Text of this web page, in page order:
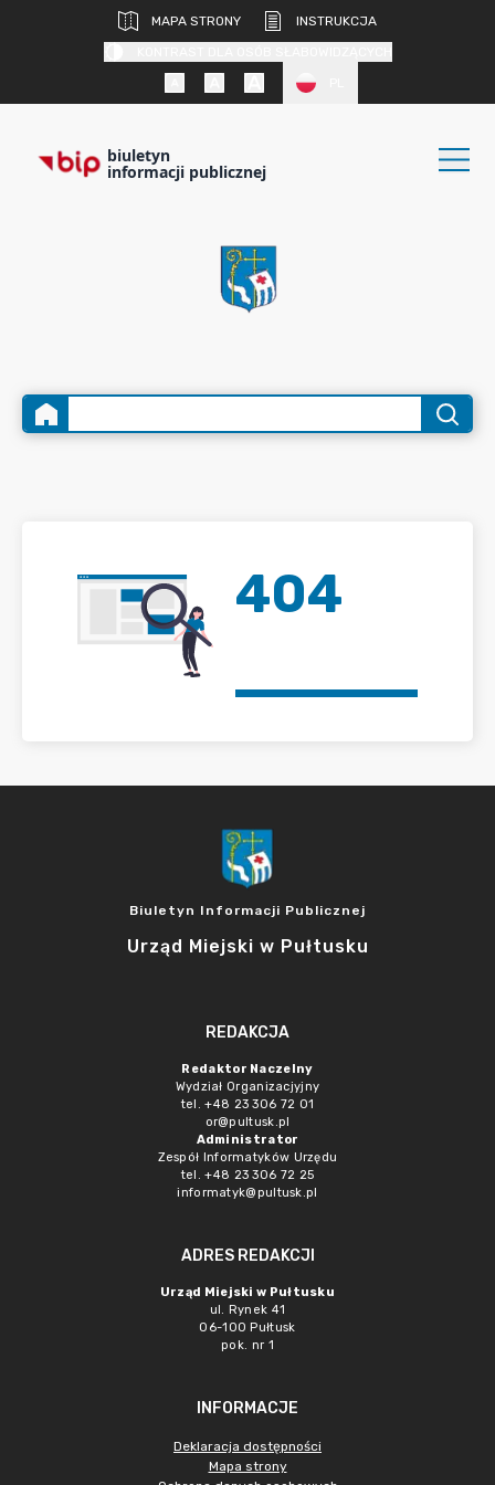
MAPA STRONY
INSTRUKCJA
biuletyn
informacji publicznej
404
Biuletyn Informacji Publicznej
Urząd Miejski w Pułtusku
REDAKCJA
Redaktor Naczelny
Wydział Organizacjyjny
tel. +48 23 306 72 01
or@pultusk.pl
Administrator
Zespół Informatyków Urzędu
tel. +48 23 306 72 25
informatyk@pultusk.pl
ADRES REDAKCJI
Urząd Miejski w Pułtusku
ul. Rynek 41
06-100 Pułtusk
pok. nr 1
INFORMACJE
Deklaracja dostępności
Mapa strony